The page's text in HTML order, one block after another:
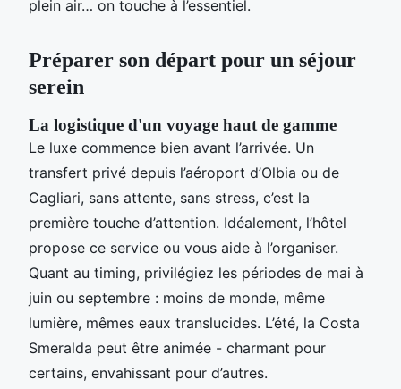
plein air… on touche à l’essentiel.
Préparer son départ pour un séjour
serein
La logistique d'un voyage haut de gamme
Le luxe commence bien avant l’arrivée. Un
transfert privé depuis l’aéroport d’Olbia ou de
Cagliari, sans attente, sans stress, c’est la
première touche d’attention. Idéalement, l’hôtel
propose ce service ou vous aide à l’organiser.
Quant au timing, privilégiez les périodes de mai à
juin ou septembre : moins de monde, même
lumière, mêmes eaux translucides. L’été, la Costa
Smeralda peut être animée - charmant pour
certains, envahissant pour d’autres.